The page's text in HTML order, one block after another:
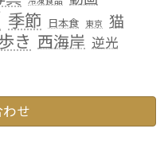
季節 日本食 東京 猫
き 西海岸 逆光
せ